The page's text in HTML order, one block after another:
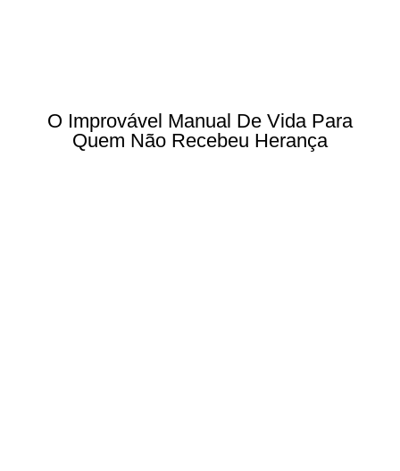
O Improvável Manual De Vida Para
Quem Não Recebeu Herança